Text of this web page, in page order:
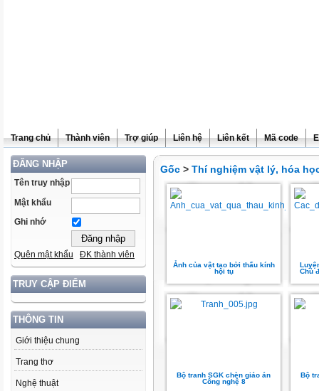
Trang chủ Thành viên Trợ giúp Liên hệ Liên kết Mã code
ĐĂNG NHẬP
Tên truy nhập
Mật khẩu
Ghi nhớ
Quên mật khẩu ĐK thành viên
TRUY CẬP ĐIỂM
THÔNG TIN
Giới thiệu chung
Trang thơ
Nghệ thuật
Gốc > Thí nghiệm vật lý, hóa
Ảnh của vật tạo bởi thấu kính
hội tụ
Chủ
Bộ tranh SGK chèn giáo án
Công nghệ 8
Bộ